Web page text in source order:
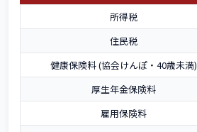
所得税
住民税
健康保険料 (協会けんぽ・40歳未満)
厚生年金保険料
雇用保険料